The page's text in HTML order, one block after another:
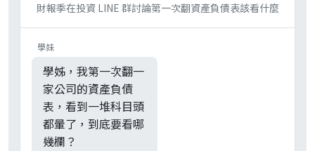
財報季在投資 LINE 群討論第一次翻資產負債表該看什麼
學妹
學姊，我第一次翻一
家公司的資產負債
表，看到一堆科目頭
都暈了，到底要看哪
幾欄？